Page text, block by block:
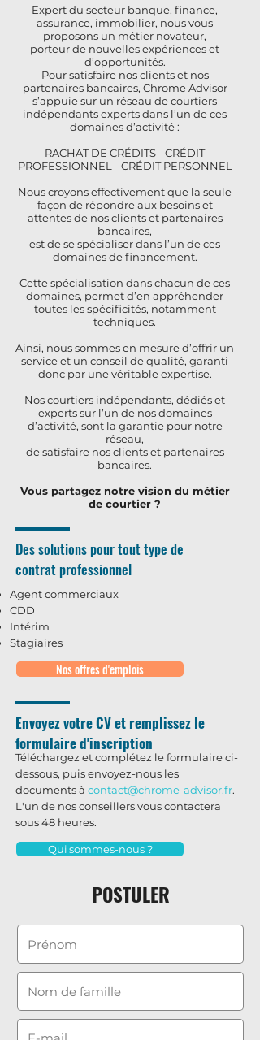
Expert du secteur banque, finance,
assurance, immobilier, nous vous
proposons un métier novateur,
porteur de nouvelles expériences et
d’opportunités.
Pour satisfaire nos clients et nos
partenaires bancaires, Chrome Advisor
s’appuie sur un réseau de courtiers
indépendants experts dans l’un de ces
domaines d’activité :
RACHAT DE CRÉDITS - CRÉDIT
PROFESSIONNEL - CRÉDIT PERSONNEL
Nous croyons effectivement que la seule
façon de répondre aux besoins et
attentes de nos clients et partenaires
bancaires,
est de se spécialiser dans l’un de ces
domaines de financement.
Cette spécialisation dans chacun de ces
domaines, permet d’en appréhender
toutes les spécificités, notamment
techniques.
Ainsi, nous sommes en mesure d’offrir un
service et un conseil de qualité, garanti
donc par une véritable expertise.
Nos courtiers indépendants, dédiés et
experts sur l’un de nos domaines
d’activité, sont la garantie pour notre
réseau,
de satisfaire nos clients et partenaires
bancaires.
Vous partagez notre vision du métier
de courtier ?
Des solutions pour tout type de
contrat professionnel
Agent commerciaux
CDD
Intérim
Stagiaires
Nos offres d'emplois
Envoyez votre CV et remplissez le
formulaire d'inscription
Téléchargez et complétez le formulaire ci-
dessous, puis envoyez-nous les
documents à contact@chrome-advisor.fr.
L'un de nos conseillers vous contactera
sous 48 heures.
Qui sommes-nous ?
POSTULER